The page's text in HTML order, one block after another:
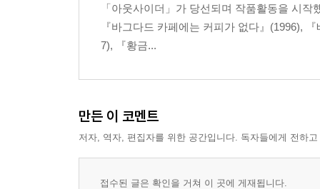
「아웃사이더」가 당선되며 작품활동을 시
『바그다드 카페에는 커피가 없다』(1996),
7), 『황금...
만든 이 코멘트
저자, 역자, 편집자를 위한 공간입니다. 독자들에게 전하
접수된 글은 확인을 거쳐 이 곳에 게재됩니다.